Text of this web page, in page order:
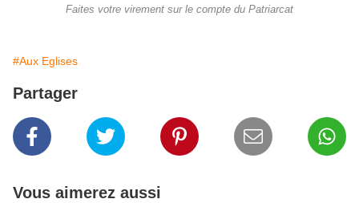
Faites votre virement sur le compte du Patriarcat
#Aux Eglises
Partager
Vous aimerez aussi